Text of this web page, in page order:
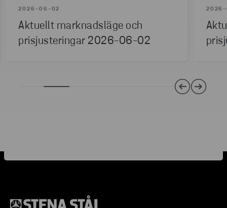
2026-06-02
Aktuellt marknadsläge och
prisjusteringar 2026-06-02